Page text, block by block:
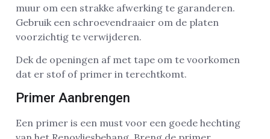
muur om een strakke afwerking te garanderen.
Gebruik een schroevendraaier om de platen
voorzichtig te verwijderen.
Dek de openingen af met tape om te voorkomen
dat er stof of primer in terechtkomt.
Primer Aanbrengen
Een primer is een must voor een goede hechting